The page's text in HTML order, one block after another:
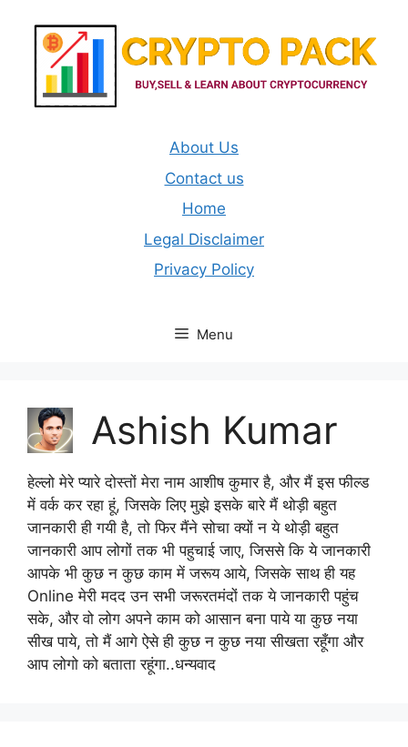
content
About Us
Contact us
Home
Legal Disclaimer
Privacy Policy
Menu
Ashish Kumar
हेल्लो मेरे प्यारे दोस्तों मेरा नाम आशीष कुमार है, और मैं इस फील्ड
में वर्क कर रहा हूं, जिसके लिए मुझे इसके बारे मैं थोड़ी बहुत
जानकारी ही गयी है, तो फिर मैंने सोचा क्यों न ये थोड़ी बहुत
जानकारी आप लोगों तक भी पहुचाई जाए, जिससे कि ये जानकारी
आपके भी कुछ न कुछ काम में जरूय आये, जिसके साथ ही यह
Online मेरी मदद उन सभी जरूरतमंदों तक ये जानकारी पहुंच
सके, और वो लोग अपने काम को आसान बना पाये या कुछ नया
सीख पाये, तो मैं आगे ऐसे ही कुछ न कुछ नया सीखता रहूँगा और
आप लोगो को बताता रहूंगा..धन्यवाद